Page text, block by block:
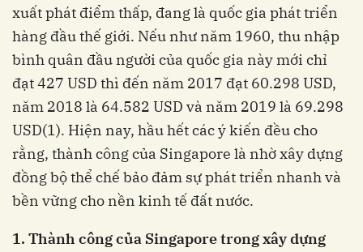
xuất phát điểm thấp, đang là quốc gia phát triển
hàng đầu thế giới. Nếu như năm 1960, thu nhập
bình quân đầu người của quốc gia này mới chỉ
đạt 427 USD thì đến năm 2017 đạt 60.298 USD,
năm 2018 là 64.582 USD và năm 2019 là 69.298
USD(1). Hiện nay, hầu hết các ý kiến đều cho
rằng, thành công của Singapore là nhờ xây dựng
đồng bộ thể chế bảo đảm sự phát triển nhanh và
bền vững cho nền kinh tế đất nước.
1. Thành công của Singapore trong xây dựng